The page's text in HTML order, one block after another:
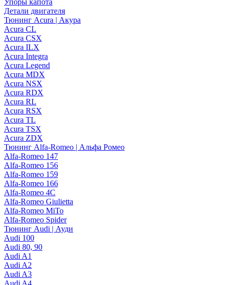
Упоры капота
Детали двигателя
Тюнинг Acura | Акура
Acura CL
Acura CSX
Acura ILX
Acura Integra
Acura Legend
Acura MDX
Acura NSX
Acura RDX
Acura RL
Acura RSX
Acura TL
Acura TSX
Acura ZDX
Тюнинг Alfa-Romeo | Альфа Ромео
Alfa-Romeo 147
Alfa-Romeo 156
Alfa-Romeo 159
Alfa-Romeo 166
Alfa-Romeo 4C
Alfa-Romeo Giulietta
Alfa-Romeo MiTo
Alfa-Romeo Spider
Тюнинг Audi | Ауди
Audi 100
Audi 80, 90
Audi A1
Audi A2
Audi A3
Audi A4